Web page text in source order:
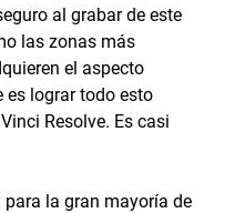
al grabar de este
las zonas más
el aspecto
es lograr todo esto
Resolve. Es casi
la gran mayoría de